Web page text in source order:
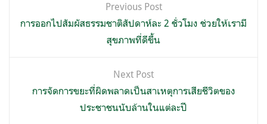
เรื่อง
Previous Post
การออกไปสัมผัสธรรมชาติสัปดาห์ละ 2 ชั่วโมง ช่วยให้เรามี
สุขภาพที่ดีขึ้น
Next Post
การจัดการขยะที่ผิดพลาดเป็นสาเหตุการเสียชีวิตของ
ประชาชนนับล้านในแต่ละปี